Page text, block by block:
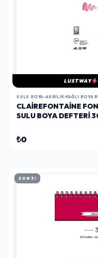
LUSTWAY
SULU BOYA-AKRILIK-YAĞLI BOYA
CLAIREFONTAINE
SULU BOYA DEFTERI
₺0
SON 3!